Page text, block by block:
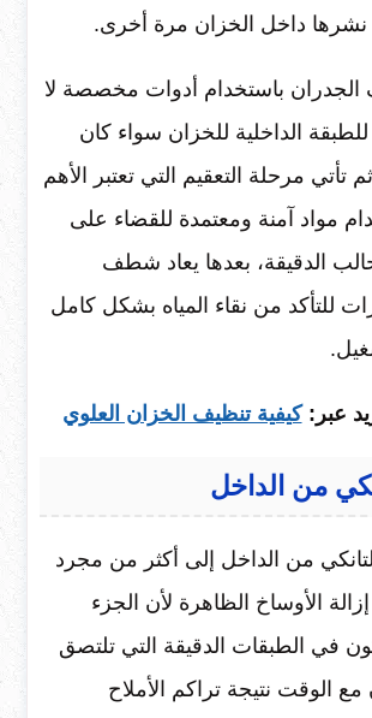
نشرها داخل الخزان مرة أخرى.
الجدران باستخدام أدوات مخصصة لا
الداخلية للخزان سواء كان
تأتي مرحلة التعقيم التي تعتبر الأهم
مواد آمنة ومعتمدة للقضاء على
الدقيقة، بعدها يعاد شطف
للتأكد من نقاء المياه بشكل كامل
عبر:كيفية تنظيف الخزان العلوي
من الداخل
من الداخل إلى أكثر من مجرد
إزالة الأوساخ الظاهرة لأن الجزء
في الطبقات الدقيقة التي تلتصق
الوقت نتيجة تراكم الأملاح